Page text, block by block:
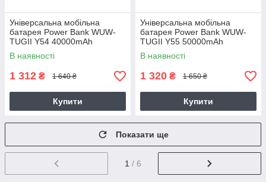
Універсальна мобільна
батарея Power Bank WUW-
TUGII Y54 40000mAh
PD22.5W (з ліхтарем)
В наявності
1 312 ₴ 1 640 ₴
Купити
Універсальна мобільна
батарея Power Bank WUW-
TUGII Y55 50000mAh
PD22.5W (з ліхтарем)
В наявності
1 320 ₴ 1 650 ₴
Купити
Показати ще
1 / 6